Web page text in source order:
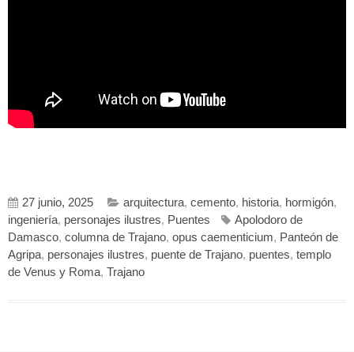
27 junio, 2025 arquitectura, cemento, historia, hormigón,
ingeniería, personajes ilustres, Puentes
Apolodoro de
Damasco, columna de Trajano, opus caementicium, Panteón de
Agripa, personajes ilustres, puente de Trajano, puentes, templo
de Venus y Roma, Trajano